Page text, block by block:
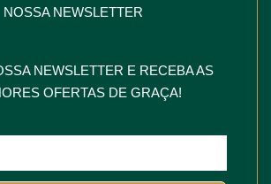
NOSSA NEWSLETTER
NEWSLETTER E RECEBA AS
OFERTAS DE GRAÇA!